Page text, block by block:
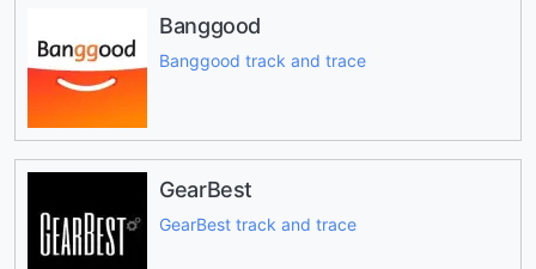
Banggood
Banggood track and trace
GearBest
GearBest track and trace